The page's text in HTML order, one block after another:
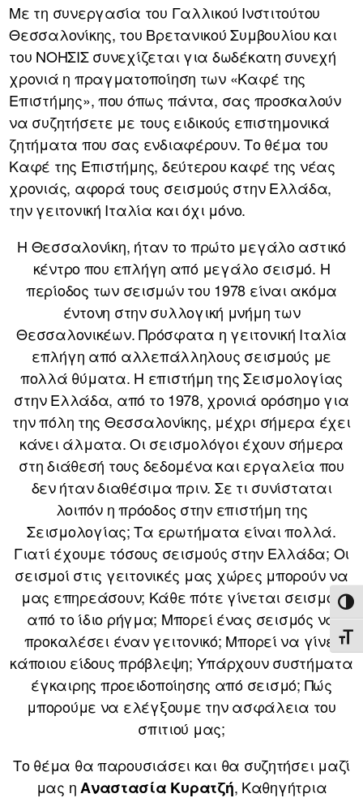
Με τη συνεργασία του Γαλλικού Ινστιτούτου
Θεσσαλονίκης, του Βρετανικού Συμβουλίου και
του ΝΟΗΣΙΣ συνεχίζεται για δωδέκατη συνεχή
χρονιά η πραγματοποίηση των «Καφέ της
Επιστήμης», που όπως πάντα, σας προσκαλούν
να συζητήσετε με τους ειδικούς επιστημονικά
ζητήματα που σας ενδιαφέρουν. Το θέμα του
Καφέ της Επιστήμης, δεύτερου καφέ της νέας
χρονιάς, αφορά τους σεισμούς στην Ελλάδα,
την γειτονική Ιταλία και όχι μόνο.
Η Θεσσαλονίκη, ήταν το πρώτο μεγάλο αστικό
κέντρο που επλήγη από μεγάλο σεισμό. Η
περίοδος των σεισμών του 1978 είναι ακόμα
έντονη στην συλλογική μνήμη των
Θεσσαλονικέων. Πρόσφατα η γειτονική Ιταλία
επλήγη από αλλεπάλληλους σεισμούς με
πολλά θύματα. Η επιστήμη της Σεισμολογίας
στην Ελλάδα, από το 1978, χρονιά ορόσημο για
την πόλη της Θεσσαλονίκης, μέχρι σήμερα έχει
κάνει άλματα. Οι σεισμολόγοι έχουν σήμερα
στη διάθεσή τους δεδομένα και εργαλεία που
δεν ήταν διαθέσιμα πριν. Σε τι συνίσταται
λοιπόν η πρόοδος στην επιστήμη της
Σεισμολογίας; Τα ερωτήματα είναι πολλά.
Γιατί έχουμε τόσους σεισμούς στην Ελλάδα; Οι
σεισμοί στις γειτονικές μας χώρες μπορούν να
μας επηρεάσουν; Κάθε πότε γίνεται σεισμός
από το ίδιο ρήγμα; Μπορεί ένας σεισμός να
προκαλέσει έναν γειτονικό; Μπορεί να γίνει
κάποιου είδους πρόβλεψη; Υπάρχουν συστήματα
έγκαιρης προειδοποίησης από σεισμό; Πώς
μπορούμε να ελέγξουμε την ασφάλεια του
σπιτιού μας;
Το θέμα θα παρουσιάσει και θα συζητήσει μαζί
μας ηΑναστασία Κυρατζή, Καθηγήτρια